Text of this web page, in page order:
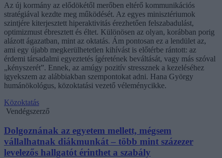
Az új kormány az elődökétől merőben eltérő kommunikációs
stratégiával kezdte meg működését. Az egyes minisztériumok
szintjére kiterjesztett hiperaktivitás érezhetően felszabadulást,
optimizmust ébresztett és éltet. Különösen az olyan, korábban porig
alázott ágazatban, mint az oktatás. Ám pontosan ez a lendület az,
ami egy újabb megkerülhetetlen kihívást is előtérbe rántott: az
érdemi társadalmi egyeztetés ígéretének beváltását, vagy más szóval
„kényszerét”. Ennek, az amúgy pozitív stressznek a kezeléséhez
igyekszem az alábbiakban szempontokat adni. Hana György
humánökológus, közoktatási vezető véleménycikke.
Közoktatás
Vendégszerző
Dolgoznának az egyetem mellett, mégsem
vállalhatnak diákmunkát – több mint százezer
levelezős hallgatót érinthet a szabály